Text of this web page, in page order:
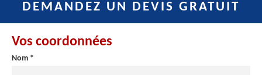
DEMANDEZ UN DEVIS GRATUIT
Vos coordonnées
Nom *